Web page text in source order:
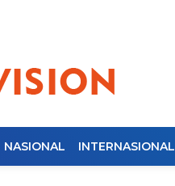
NASIONAL INTERNASIONAL